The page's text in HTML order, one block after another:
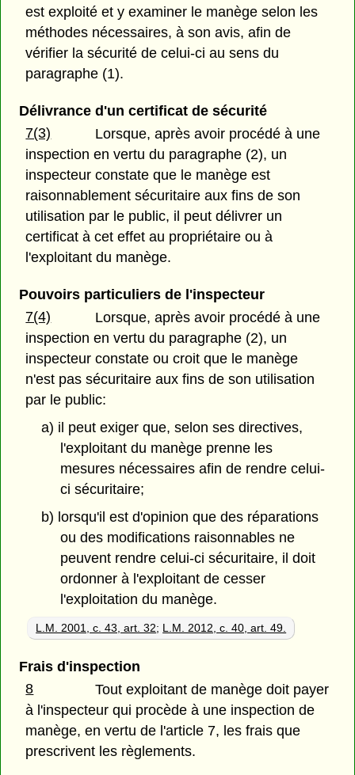
est exploité et y examiner le manège selon les
méthodes nécessaires, à son avis, afin de
vérifier la sécurité de celui-ci au sens du
paragraphe (1).
Délivrance d'un certificat de sécurité
7(3)
Lorsque, après avoir procédé à une
inspection en vertu du paragraphe (2), un
inspecteur constate que le manège est
raisonnablement sécuritaire aux fins de son
utilisation par le public, il peut délivrer un
certificat à cet effet au propriétaire ou à
l'exploitant du manège.
Pouvoirs particuliers de l'inspecteur
7(4)
Lorsque, après avoir procédé à une
inspection en vertu du paragraphe (2), un
inspecteur constate ou croit que le manège
n'est pas sécuritaire aux fins de son utilisation
par le public:
a) il peut exiger que, selon ses directives,
l'exploitant du manège prenne les
mesures nécessaires afin de rendre celui-
ci sécuritaire;
b) lorsqu'il est d'opinion que des réparations
ou des modifications raisonnables ne
peuvent rendre celui-ci sécuritaire, il doit
ordonner à l'exploitant de cesser
l'exploitation du manège.
L.M. 2001, c. 43, art. 32; L.M. 2012, c. 40, art. 49.
Frais d'inspection
8
Tout exploitant de manège doit payer
à l'inspecteur qui procède à une inspection de
manège, en vertu de l'article 7, les frais que
prescrivent les règlements.